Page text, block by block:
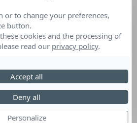
Déc 2017
ANGERS
or to change your preferences,
button.
cookies and the processing of
read our privacy policy.
Personalize
Deny all
Accept all